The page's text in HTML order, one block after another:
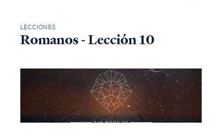
LECCIONES
Romanos - Lección 10